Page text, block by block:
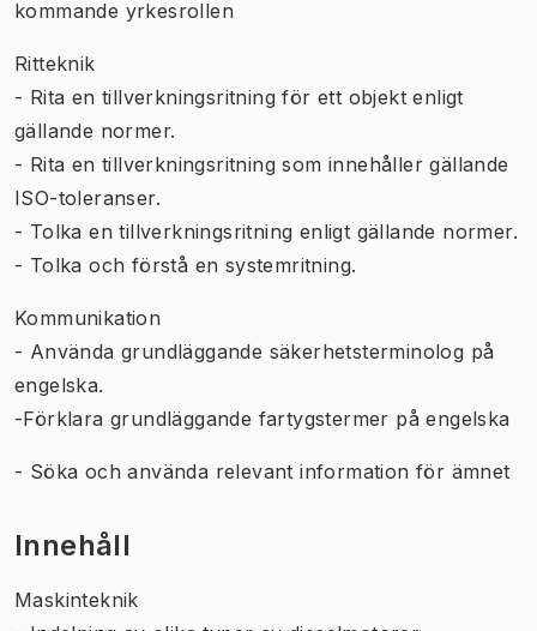
kommande yrkesrollen
Ritteknik
- Rita en tillverkningsritning för ett objekt enligt
gällande normer.
- Rita en tillverkningsritning som innehåller gällande
ISO-toleranser.
- Tolka en tillverkningsritning enligt gällande normer.
- Tolka och förstå en systemritning.
Kommunikation
- Använda grundläggande säkerhetsterminolog på
engelska.
-Förklara grundläggande fartygstermer på engelska
- Söka och använda relevant information för ämnet
Innehåll
Maskinteknik